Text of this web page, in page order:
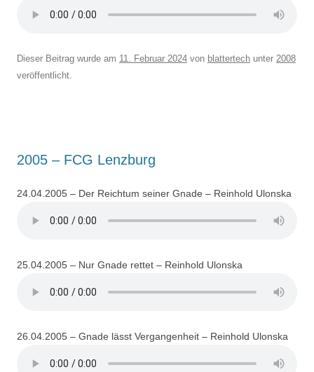
Dieser Beitrag wurde am 11. Februar 2024 von blattertech unter 2008
veröffentlicht.
2005 – FCG Lenzburg
24.04.2005 – Der Reichtum seiner Gnade – Reinhold Ulonska
25.04.2005 – Nur Gnade rettet – Reinhold Ulonska
26.04.2005 – Gnade lässt Vergangenheit – Reinhold Ulonska